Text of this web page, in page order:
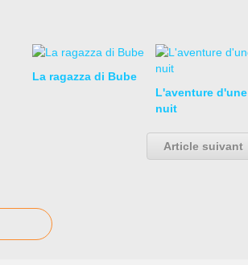
La ragazza di Bube
L'aventure d'une
nuit
Article suivant